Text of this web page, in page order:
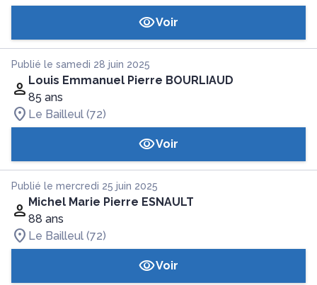
Voir
Publié le samedi 28 juin 2025
Louis Emmanuel Pierre BOURLIAUD
85 ans
Le Bailleul (72)
Voir
Publié le mercredi 25 juin 2025
Michel Marie Pierre ESNAULT
88 ans
Le Bailleul (72)
Voir